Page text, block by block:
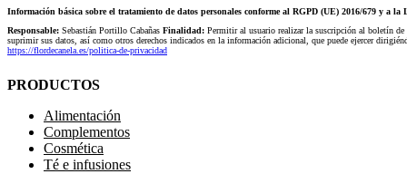
Información básica sobre el tratamiento de datos personales conforme al RGPD (UE) 2016/679 y a la
Responsable: Sebastián Portillo Cabañas Finalidad: Permitir al usuario realizar la suscripción al boletín
suprimir sus datos, así como otros derechos indicados en la información adicional, que puede ejercer
https://flordecanela.es/politica-de-privacidad
PRODUCTOS
Alimentación
Complementos
Cosmética
Té e infusiones